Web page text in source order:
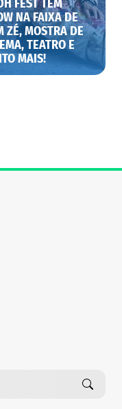
FEST TEM
NA FAIXA DE
ZÉ, MOSTRA DE
TEATRO E
MAIS!